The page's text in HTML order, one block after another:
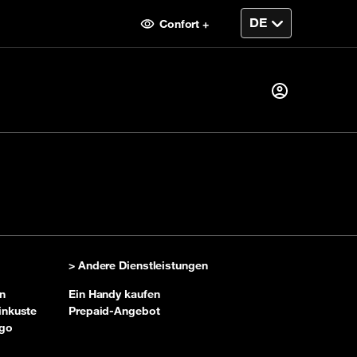
Confort +
Erster Besuch?
> Andere Dienstleistungen
Ein Handy kaufen
Prepaid-Angebot